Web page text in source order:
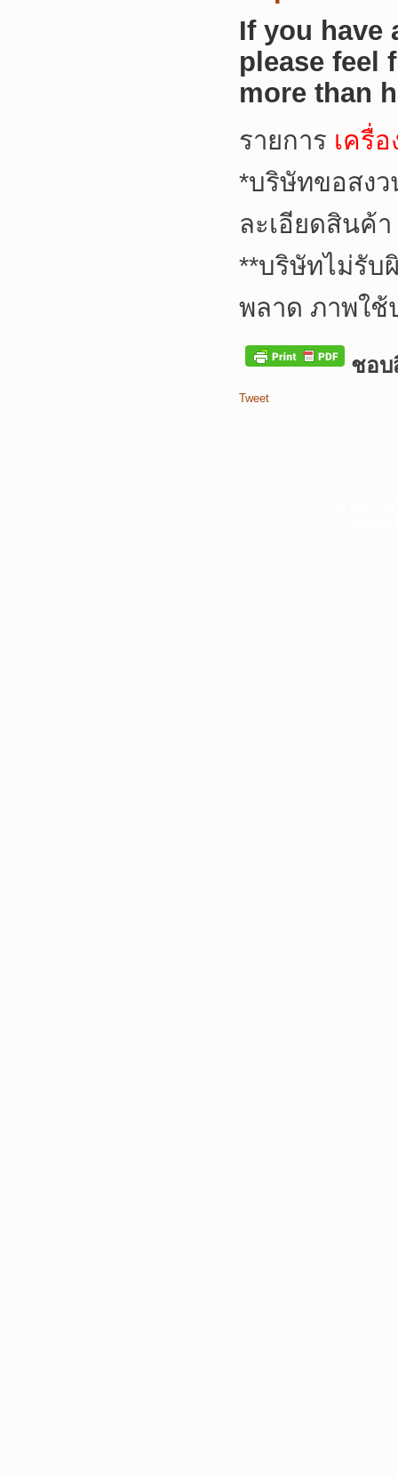
If you have
please feel
more than
รายการ เครื่
*บริษัทขอสงว
ละเอียดสินค้
**บริษัทไม่รับ
พลาด ภาพใ
ชอบ
Tweet